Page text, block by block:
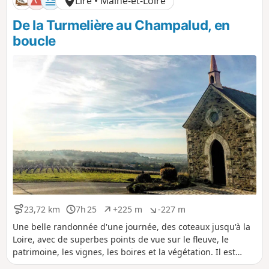
p
o
t
f
n
é
t
i
De la Turmelière au Champalud, en
boucle
23,72 km
D
i
s
t
a
7h 25
D
u
r
é
e
+225 m
D
é
n
i
v
-227 m
D
é
n
i
v
Une belle randonnée d'une journée, des coteaux jusqu'à la
Loire, avec de superbes points de vue sur le fleuve, le
patrimoine, les vignes, les boires et la végétation. Il est
possible de la raccourcir de moitié à partir du domaine de